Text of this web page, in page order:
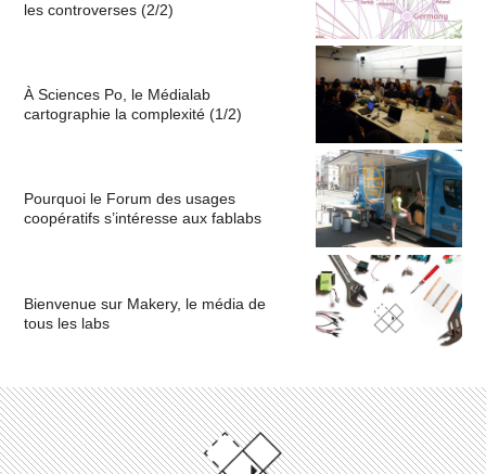
les controverses (2/2)
À Sciences Po, le Médialab
cartographie la complexité (1/2)
Pourquoi le Forum des usages
coopératifs s’intéresse aux fablabs
Bienvenue sur Makery, le média de
tous les labs